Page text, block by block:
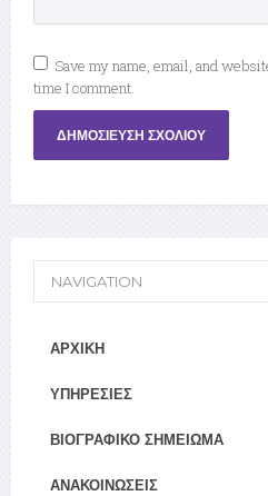
Save my name, email, and
time I comment.
NAVIGATION
ΑΡΧΙΚΉ
ΥΠΗΡΕΣΊΕΣ
ΒΙΟΓΡΑΦΙΚΌ ΣΗΜΕΊΩΜΑ
ΑΝΑΚΟΙΝΏΣΕΙΣ